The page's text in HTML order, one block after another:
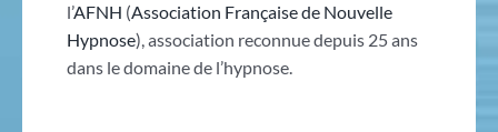
l’AFNH (Association Française de Nouvelle
Hypnose), association reconnue depuis 25 ans
dans le domaine de l’hypnose.